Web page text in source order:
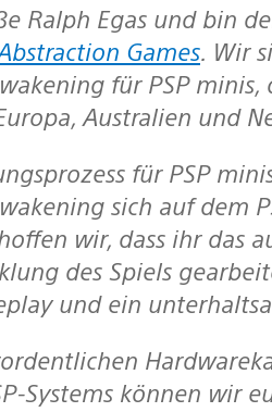
Games. Wir
für PSP
Australien und
sich auf dem
wir, dass ihr das
des Spiels
und ein
Systems können wir